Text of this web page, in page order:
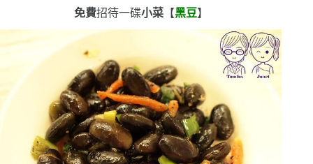
免費招待一碟小菜【黑豆】